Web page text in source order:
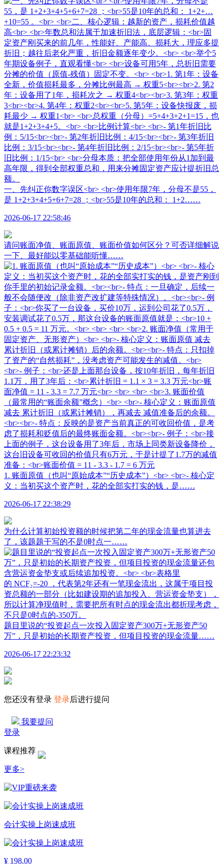
一、先纠正你数字误区<br> <br>使用年限7年，分母不是55，
是 1+2+3+4+5+6+7=28 ；<br>55是10年的总和： 1+2……
2026-06-17 22:58:46
请问账面净值、账面原值、账面价值如何区分？可否详细解说
一下、最好能以零基础能听懂……
1. 账面原值（也叫“原始成本”“历史成本”）<br> <br>- 核心定
义：当初买这个资产时，花的全部实打实的钱，是……
2026-06-17 22:38:29
为什么计算初始投资额的时候把第二年的现金流量也算进去
了，该题题干写的不是0时点一……
题目里说的“投资起点一次投入固定资产300万+无形资产50
万”，只是初始的长期资产投资，但项目投资的现金流量……
2026-06-17 22:23:32
您还没有登录 登录后进行提问
我要提问
登录
课程推荐
更多>
会计实操上岗速成班
¥ 198.00